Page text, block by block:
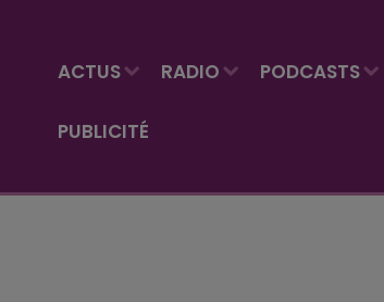
ACTUS RADIO PODCASTS
PUBLICITÉ